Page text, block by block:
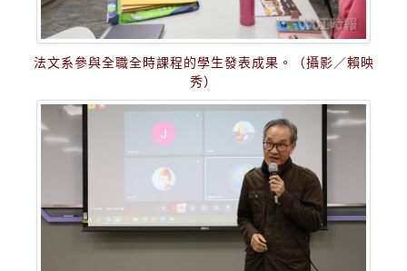
法文系參與全職全時課程的學生發表成果。（攝影／賴映
秀）